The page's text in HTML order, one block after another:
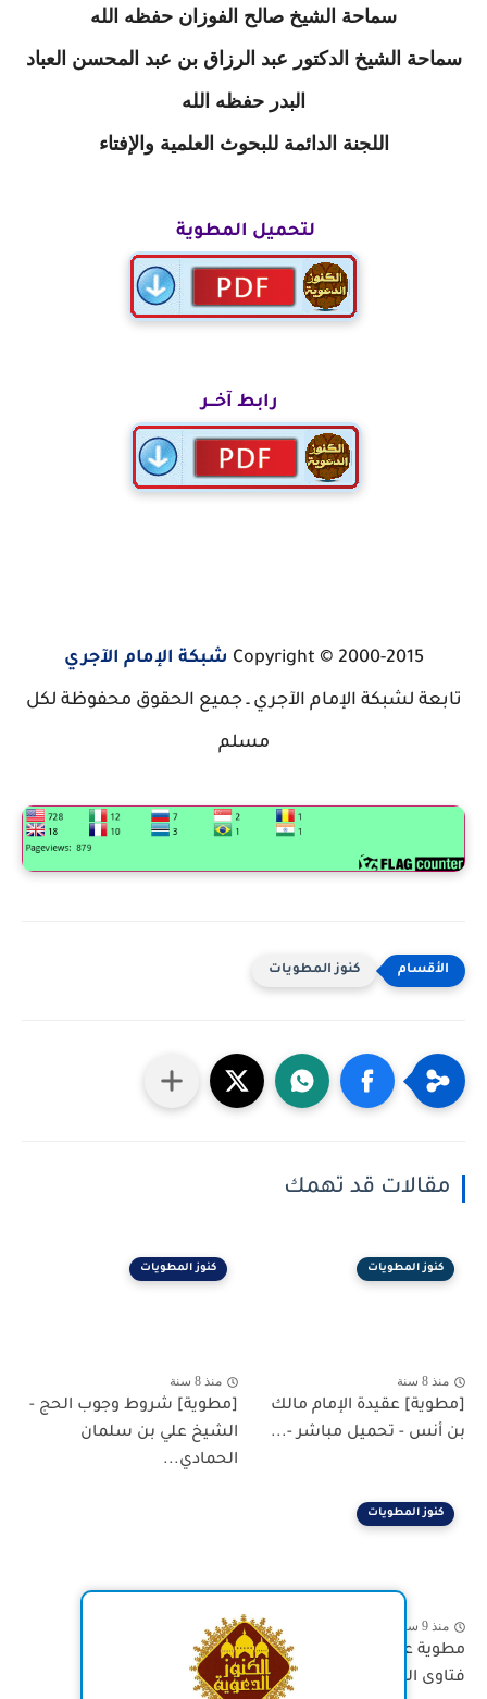
سماحة الشيخ صالح الفوزان حفظه الله
سماحة الشيخ الدكتور عبد الرزاق بن عبد المحسن العباد
البدر حفظه الله
اللجنة الدائمة للبحوث العلمية والإفتاء
لتحميل المطوية
رابط آخـــر
Copyright © 2000-2015 شبكة الإمام الآجري
تابعة لشبكة الإمام الآجري ـ جميع الحقوق محفوظة لكل
مسلم
كنوز المطويات
مقالات قد تهمك
كنوز المطويات
منذ 8 سنة
[مطوية] عقيدة الإمام مالك
بن أنس - تحميل مباشر -...
كنوز المطويات
منذ 8 سنة
[مطوية] شروط وجوب الحج -
الشيخ علي بن سلمان
الحمادي...
كنوز المطويات
منذ 9 سنة
مطوية عيد الحب - تاريخه -
فتاوى العلماء في حكم...